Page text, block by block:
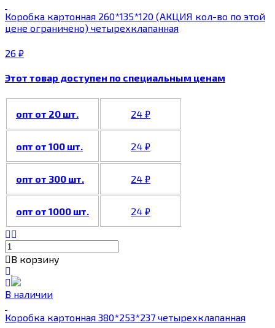
Коробка картонная 260*135*120 (АКЦИЯ кол-во по этой
цене ограничено) четырехклапанная
26 ₽
Этот товар доступен по специальным ценам
опт от 20 шт. 24 ₽
опт от 100 шт. 24 ₽
опт от 300 шт. 24 ₽
опт от 1000 шт. 24 ₽
В корзину
В наличии
Коробка картонная 380*253*237 четырехклапанная